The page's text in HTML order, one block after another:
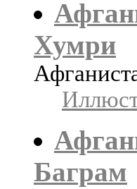
Хумри
Баграм